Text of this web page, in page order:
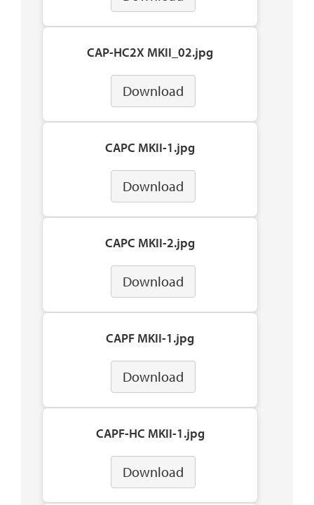
CAP-HC2X MKII_02.jpg
Download
CAPC MKII-1.jpg
Download
CAPC MKII-2.jpg
Download
CAPF MKII-1.jpg
Download
CAPF-HC MKII-1.jpg
Download